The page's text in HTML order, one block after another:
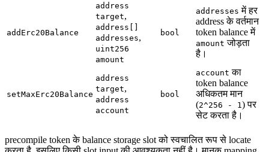
addErc20Balance
address
target,
address[]
addresses,
uint256
amount
bool
addresses में हर
address के वर्तमान
token balance में
amount जोड़ता
है।
setMaxErc20Balance
address
target,
address
account
bool
account का
token balance
अधिकतम मान
(2^256 - 1 ) पर
सेट करता है।
precompile token के balance storage slot को स्वचालित रूप से locate